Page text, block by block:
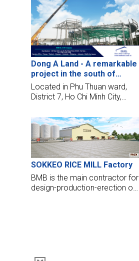
Dong A Land - A remarkable
project in the south of
Saigon
Located in Phu Thuan ward,
District 7, Ho Chi Minh City,
project stands out with its
modernity, delicate and artistic
design style. This project is the
opportunity for BMB Steel to
cooperate with An Gia Phu
Thinh Joint Stock Company
SOKKEO RICE MILL Factory
BMB is the main contractor for
design-production-erection of